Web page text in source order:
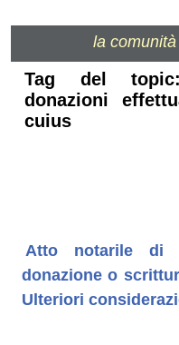
la
Tag del
donazioni
cuius
Atto notarile di
donazione o
Ulteriori